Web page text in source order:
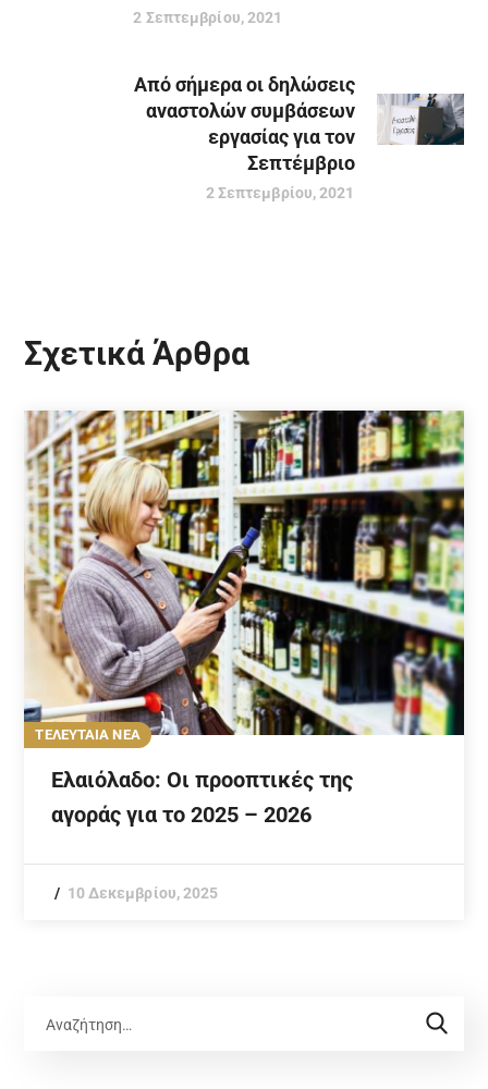
2 Σεπτεμβρίου, 2021
Από σήμερα οι δηλώσεις
αναστολών συμβάσεων
εργασίας για τον
Σεπτέμβριο
2 Σεπτεμβρίου, 2021
Σχετικά Άρθρα
ΤΕΛΕΥΤΑΙΑ ΝΕΑ
Ελαιόλαδο: Οι προοπτικές της
αγοράς για το 2025 – 2026
10 Δεκεμβρίου, 2025